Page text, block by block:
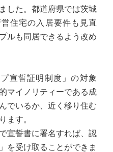
した。都道府県では茨城
住宅の入居要件も見直
ルも同居できるよう改め
宣誓証明制度」の対象
マイノリティーである成
でいるか、近く移り住む
ます。
宣誓書に署名すれば、認
を受け取ることができま